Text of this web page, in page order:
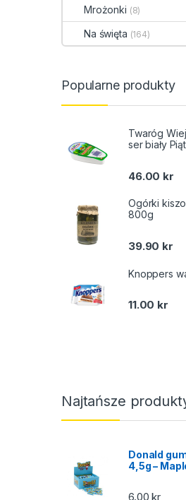
Mrożonki (8)
Na święta (164)
Popularne produkty
Twaróg
ser biały
46.00 kr
Ogórki
800g
39.90 kr
Knoppers
11.00 kr
Najtańsze
Donald
4,5g –
6.00kr